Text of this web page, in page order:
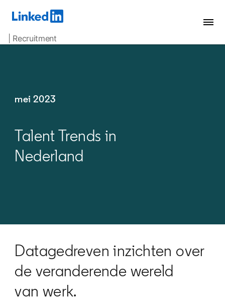
| Recruitment
mei 2023
Talent Trends in
Nederland
Datagedreven inzichten over
de veranderende wereld
van werk.